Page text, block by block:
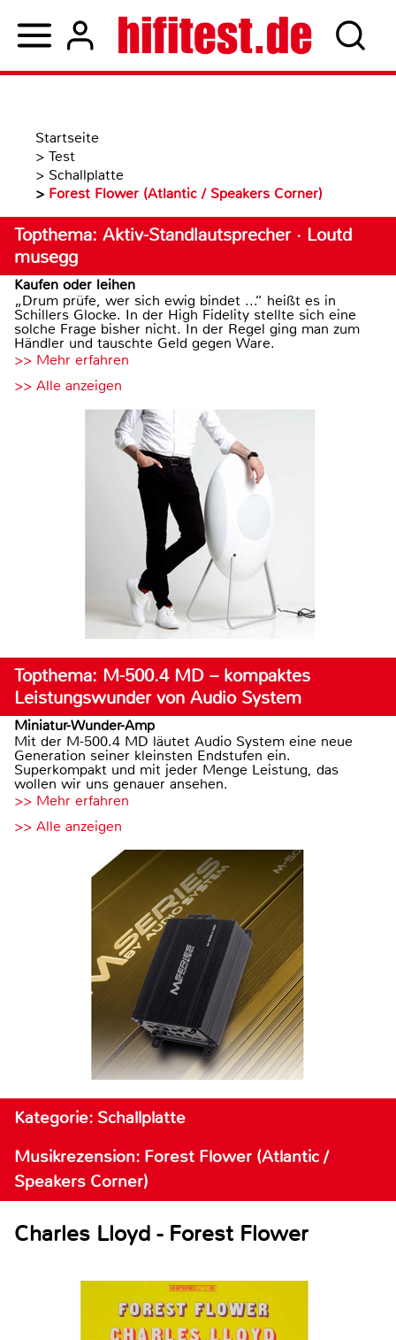
Startseite
> Test
> Schallplatte
> Forest Flower (Atlantic / Speakers Corner)
Topthema: Aktiv-Standlautsprecher · Loutd
musegg
Kaufen oder leihen
„Drum prüfe, wer sich ewig bindet ...“ heißt es in
Schillers Glocke. In der High Fidelity stellte sich eine
solche Frage bisher nicht. In der Regel ging man zum
Händler und tauschte Geld gegen Ware.
>> Mehr erfahren
>> Alle anzeigen
Topthema: M-500.4 MD – kompaktes
Leistungswunder von Audio System
Miniatur-Wunder-Amp
Mit der M-500.4 MD läutet Audio System eine neue
Generation seiner kleinsten Endstufen ein.
Superkompakt und mit jeder Menge Leistung, das
wollen wir uns genauer ansehen.
>> Mehr erfahren
>> Alle anzeigen
Kategorie: Schallplatte
Musikrezension: Forest Flower (Atlantic /
Speakers Corner)
Charles Lloyd - Forest Flower